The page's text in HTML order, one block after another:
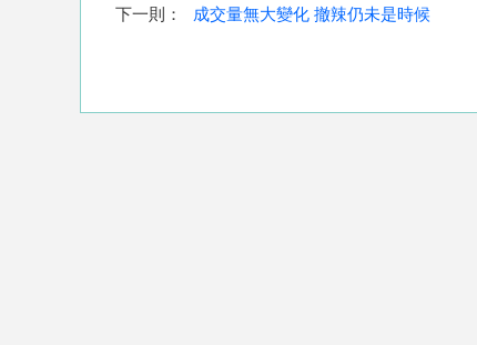
下一則： 成交量無大變化 撤辣仍未是時候